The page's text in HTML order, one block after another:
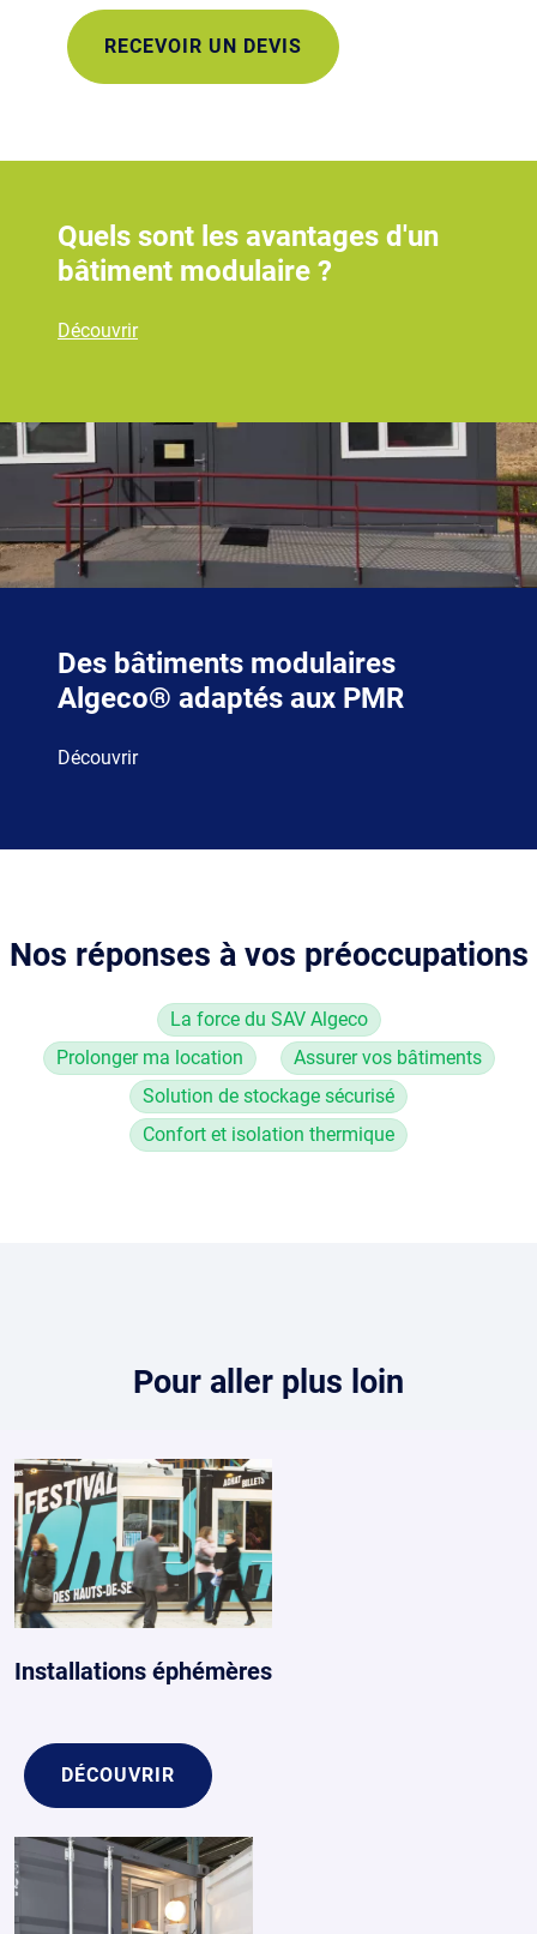
RECEVOIR UN DEVIS
Quels sont les avantages d'un
bâtiment modulaire ?
Découvrir
Des bâtiments modulaires
Algeco® adaptés aux PMR
Découvrir
Nos réponses à vos préoccupations
La force du SAV Algeco
Prolonger ma location
Assurer vos bâtiments
Solution de stockage sécurisé
Confort et isolation thermique
Pour aller plus loin
Installations éphémères
DÉCOUVRIR